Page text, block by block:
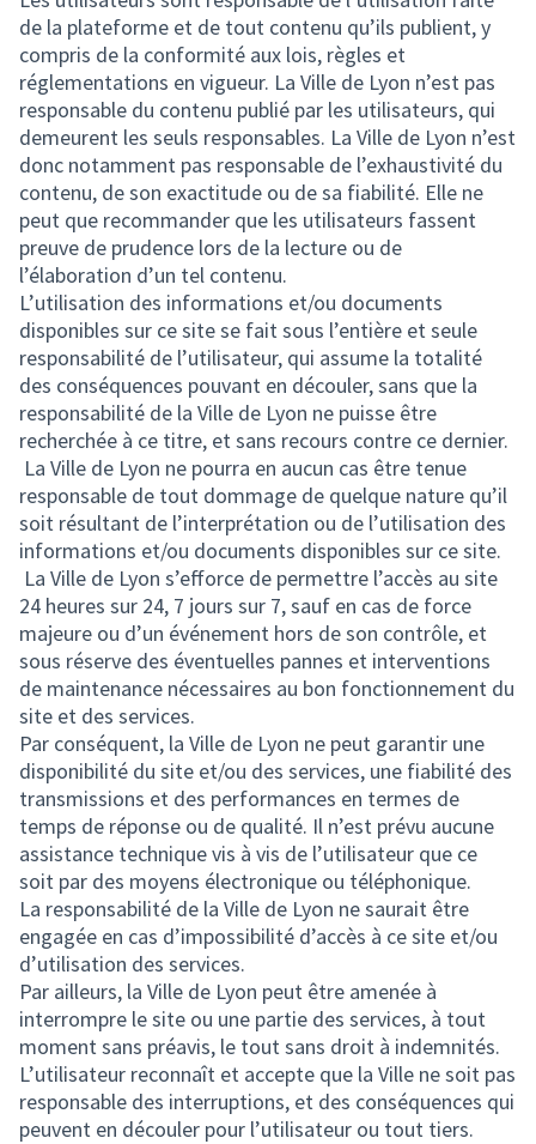
de la plateforme et de tout contenu qu’ils publient, y
compris de la conformité aux lois, règles et
réglementations en vigueur. La Ville de Lyon n’est pas
responsable du contenu publié par les utilisateurs, qui
demeurent les seuls responsables. La Ville de Lyon n’est
donc notamment pas responsable de l’exhaustivité du
contenu, de son exactitude ou de sa fiabilité. Elle ne
peut que recommander que les utilisateurs fassent
preuve de prudence lors de la lecture ou de
l’élaboration d’un tel contenu.
L’utilisation des informations et/ou documents
disponibles sur ce site se fait sous l’entière et seule
responsabilité de l’utilisateur, qui assume la totalité
des conséquences pouvant en découler, sans que la
responsabilité de la Ville de Lyon ne puisse être
recherchée à ce titre, et sans recours contre ce dernier.
La Ville de Lyon ne pourra en aucun cas être tenue
responsable de tout dommage de quelque nature qu’il
soit résultant de l’interprétation ou de l’utilisation des
informations et/ou documents disponibles sur ce site.
La Ville de Lyon s’efforce de permettre l’accès au site
24 heures sur 24, 7 jours sur 7, sauf en cas de force
majeure ou d’un événement hors de son contrôle, et
sous réserve des éventuelles pannes et interventions
de maintenance nécessaires au bon fonctionnement du
site et des services.
Par conséquent, la Ville de Lyon ne peut garantir une
disponibilité du site et/ou des services, une fiabilité des
transmissions et des performances en termes de
temps de réponse ou de qualité. Il n’est prévu aucune
assistance technique vis à vis de l’utilisateur que ce
soit par des moyens électronique ou téléphonique.
La responsabilité de la Ville de Lyon ne saurait être
engagée en cas d’impossibilité d’accès à ce site et/ou
d’utilisation des services.
Par ailleurs, la Ville de Lyon peut être amenée à
interrompre le site ou une partie des services, à tout
moment sans préavis, le tout sans droit à indemnités.
L’utilisateur reconnaît et accepte que la Ville ne soit pas
responsable des interruptions, et des conséquences qui
peuvent en découler pour l’utilisateur ou tout tiers.